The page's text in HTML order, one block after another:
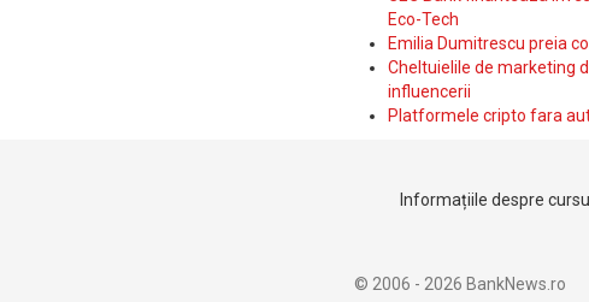
Eco-Tech
Emilia Dumitrescu preia
Cheltuielile de marketing
influencerii
Platformele cripto fara
Informațiile despre
© 2006 - 2026 BankNews.ro